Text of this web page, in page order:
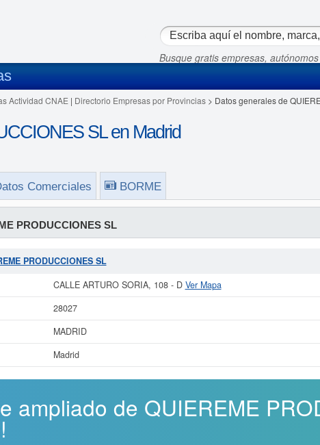
Busque gratis empresas,
Actividad CNAE | Directorio Empresas por Provincias> Datos generales de
SL en Madrid
Comerciales BORME
PRODUCCIONES SL
PRODUCCIONES SL
CALLE ARTURO SORIA, 108 - D Ver Mapa
28027
MADRID
Madrid
ampliado de QUIEREME